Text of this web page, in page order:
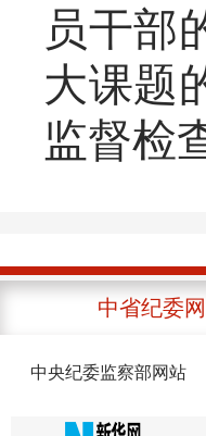
员干部
大课题
监督检
中省纪委
中央纪委监察部网站